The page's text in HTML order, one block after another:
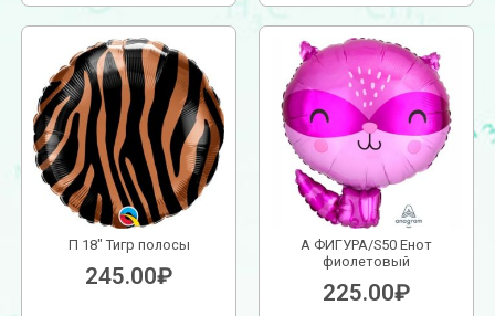
П 18″ Тигр полосы
245.00₽
А ФИГУРА/S50 Енот
фиолетовый
225.00₽